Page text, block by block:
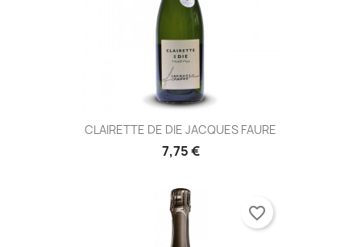
CLAIRETTE DE DIE JACQUES FAURE
7,75 €
favorite_border